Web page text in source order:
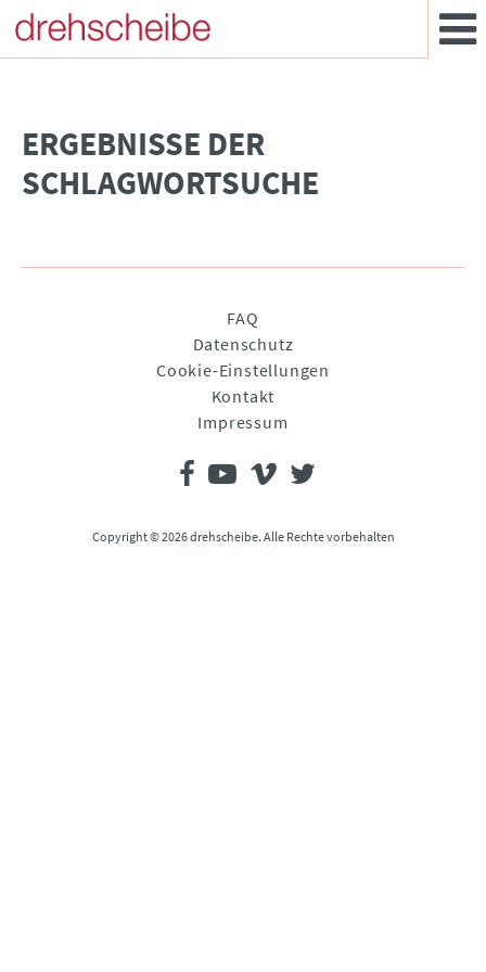
­ERGEBNISSE DER
SCHLAGWORTSUCHE
FAQ
Datenschutz
Cookie-Einstellungen
Kontakt
Impressum
Copyright © 2026 drehscheibe. Alle Rechte vorbehalten